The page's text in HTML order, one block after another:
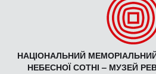
НАЦІОНАЛЬНИЙ
НЕБЕСНОЇ СОТНІ – МУЗЕЙ